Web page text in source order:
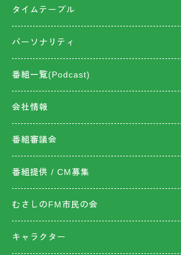
タイムテーブル
パーソナリティ
番組一覧(Podcast)
会社情報
番組審議会
番組提供 / CM募集
むさしのFM市民の会
キャラクター